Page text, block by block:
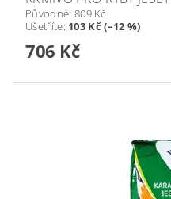
Původně: 809 Kč
Ušetříte: 103 Kč (–12 %)
706 Kč